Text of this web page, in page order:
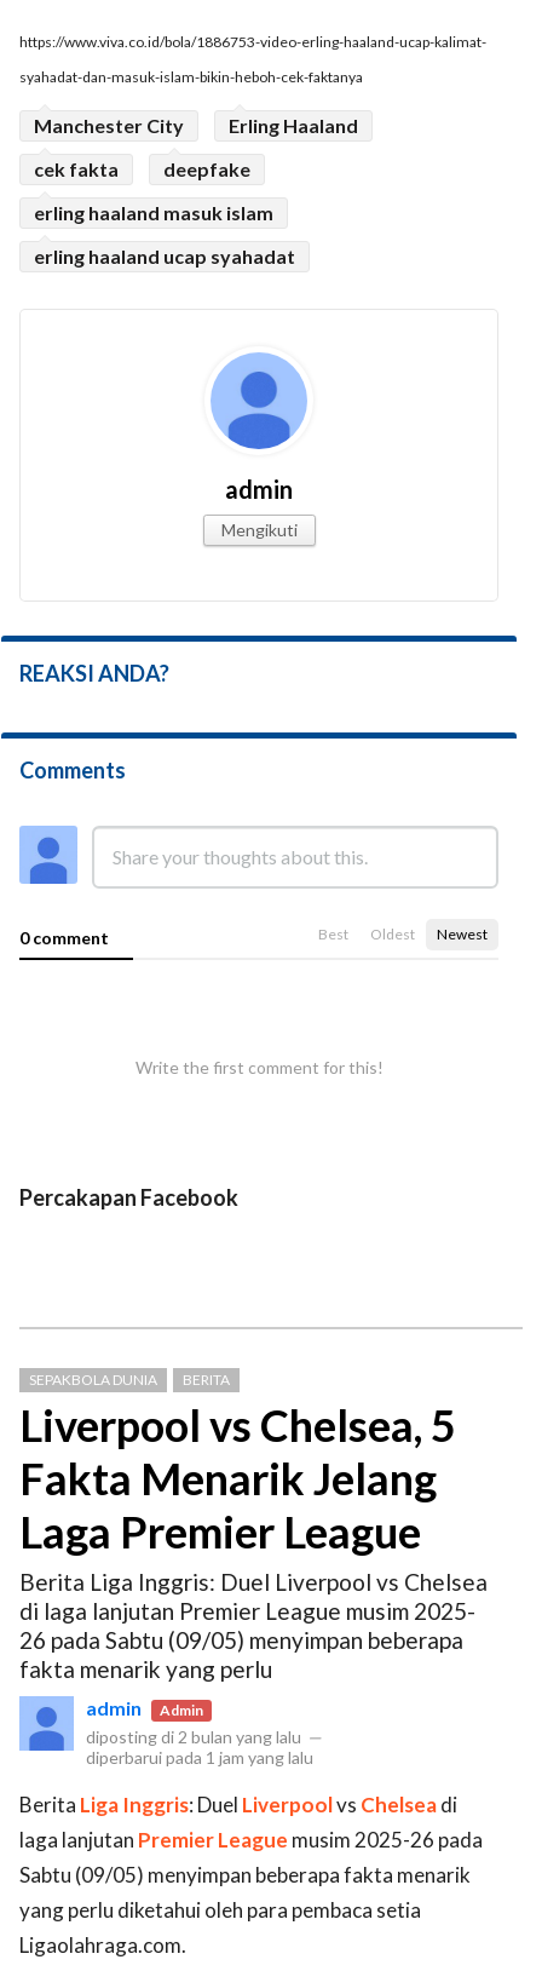
https://www.viva.co.id/bola/1886753-video-erling-haaland-ucap-kalimat-
syahadat-dan-masuk-islam-bikin-heboh-cek-faktanya
Manchester City
Erling Haaland
cek fakta
deepfake
erling haaland masuk islam
erling haaland ucap syahadat
admin
Mengikuti
REAKSI ANDA?
Comments
0 comment Best Oldest Newest
Write the first comment for this!
Percakapan Facebook
SEPAKBOLA DUNIA BERITA
Liverpool vs Chelsea, 5
Fakta Menarik Jelang
Laga Premier League
Berita Liga Inggris: Duel Liverpool vs Chelsea
di laga lanjutan Premier League musim 2025-
26 pada Sabtu (09/05) menyimpan beberapa
fakta menarik yang perlu
admin Admin
diposting di 2 bulan yang lalu —
diperbarui pada 1 jam yang lalu
Berita Liga Inggris: Duel Liverpoolvs Chelseadi
laga lanjutan Premier League musim 2025-26 pada
Sabtu (09/05) menyimpan beberapa fakta menarik
yang perlu diketahui oleh para pembaca setia
Ligaolahraga.com.